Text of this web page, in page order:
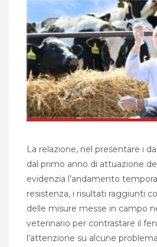
La relazione, nel presentare i
dal primo anno di attuazione
evidenzia l’andamento
resistenza, i risultati raggiunti
delle misure messe in campo
veterinario per contrastare il
l’attenzione su alcune